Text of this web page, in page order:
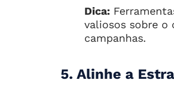
Dica:
valiosos sobre o
campanhas.
5. Alinhe a